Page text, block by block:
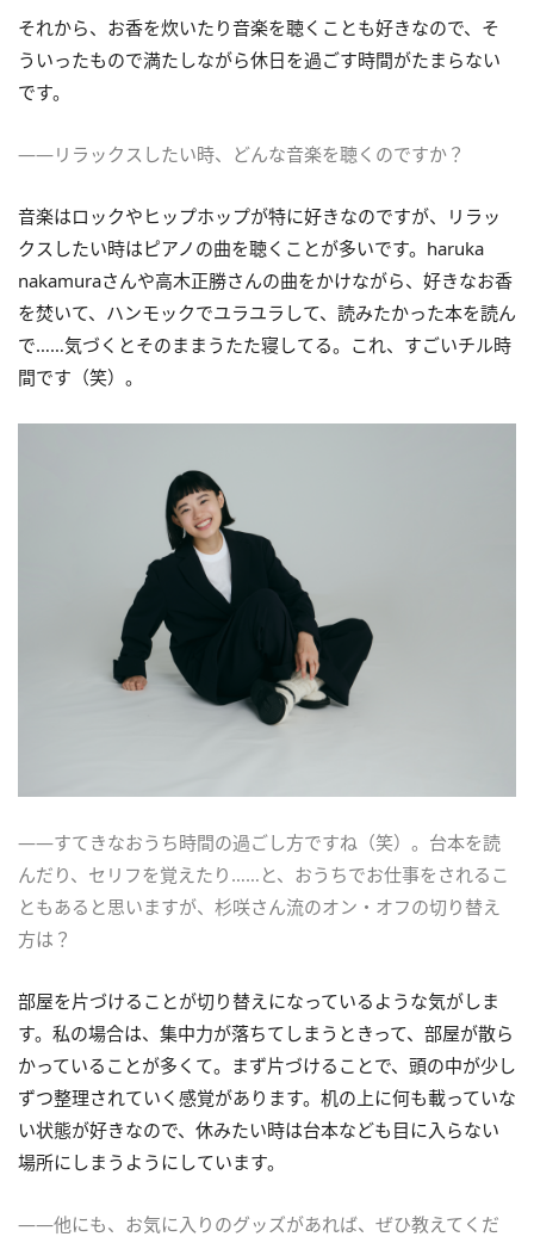
それから、お香を炊いたり音楽を聴くことも好きなので、そ
ういったもので満たしながら休日を過ごす時間がたまらない
です。
――リラックスしたい時、どんな音楽を聴くのですか？
音楽はロックやヒップホップが特に好きなのですが、リラッ
クスしたい時はピアノの曲を聴くことが多いです。haruka
nakamuraさんや高木正勝さんの曲をかけながら、好きなお香
を焚いて、ハンモックでユラユラして、読みたかった本を読ん
で……気づくとそのままうたた寝してる。これ、すごいチル時
間です（笑）。
――すてきなおうち時間の過ごし方ですね（笑）。台本を読
んだり、セリフを覚えたり……と、おうちでお仕事をされるこ
ともあると思いますが、杉咲さん流のオン・オフの切り替え
方は？
部屋を片づけることが切り替えになっているような気がしま
す。私の場合は、集中力が落ちてしまうときって、部屋が散ら
かっていることが多くて。まず片づけることで、頭の中が少し
ずつ整理されていく感覚があります。机の上に何も載っていな
い状態が好きなので、休みたい時は台本なども目に入らない
場所にしまうようにしています。
――他にも、お気に入りのグッズがあれば、ぜひ教えてくだ